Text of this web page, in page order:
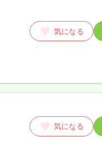
気になる
気になる